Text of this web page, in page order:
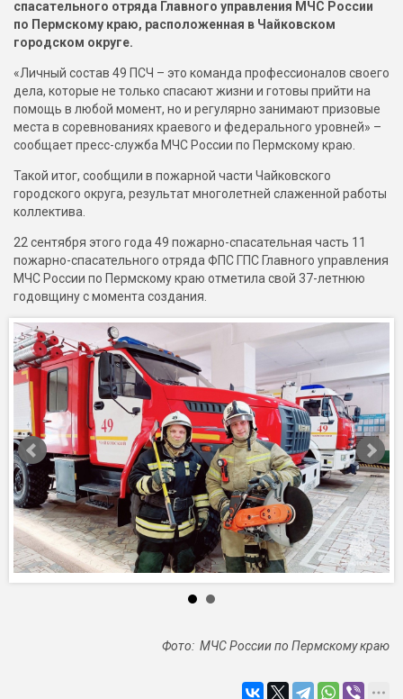
спасательного отряда Главного управления МЧС России
по Пермскому краю, расположенная в Чайковском
городском округе.
«Личный состав 49 ПСЧ – это команда профессионалов своего
дела, которые не только спасают жизни и готовы прийти на
помощь в любой момент, но и регулярно занимают призовые
места в соревнованиях краевого и федерального уровней» –
сообщает пресс-служба МЧС России по Пермскому краю.
Такой итог, сообщили в пожарной части Чайковского
городского округа, результат многолетней слаженной работы
коллектива.
22 сентября этого года 49 пожарно-спасательная часть 11
пожарно-спасательного отряда ФПС ГПС Главного управления
МЧС России по Пермскому краю отметила свой 37-летнюю
годовщину с момента создания.
Фото: МЧС России по Пермскому краю